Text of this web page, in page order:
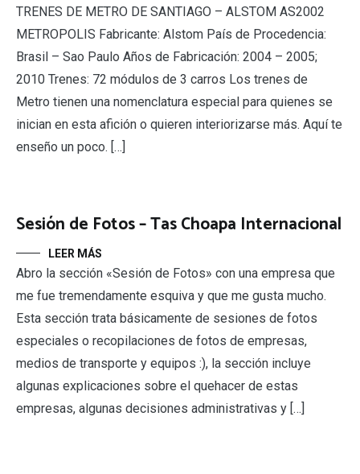
TRENES DE METRO DE SANTIAGO – ALSTOM AS2002
METROPOLIS Fabricante: Alstom País de Procedencia:
Brasil – Sao Paulo Años de Fabricación: 2004 – 2005;
2010 Trenes: 72 módulos de 3 carros Los trenes de
Metro tienen una nomenclatura especial para quienes se
inician en esta afición o quieren interiorizarse más. Aquí te
enseño un poco. […]
Sesión de Fotos – Tas Choapa Internacional
LEER MÁS
Abro la sección «Sesión de Fotos» con una empresa que
me fue tremendamente esquiva y que me gusta mucho.
Esta sección trata básicamente de sesiones de fotos
especiales o recopilaciones de fotos de empresas,
medios de transporte y equipos :), la sección incluye
algunas explicaciones sobre el quehacer de estas
empresas, algunas decisiones administrativas y […]